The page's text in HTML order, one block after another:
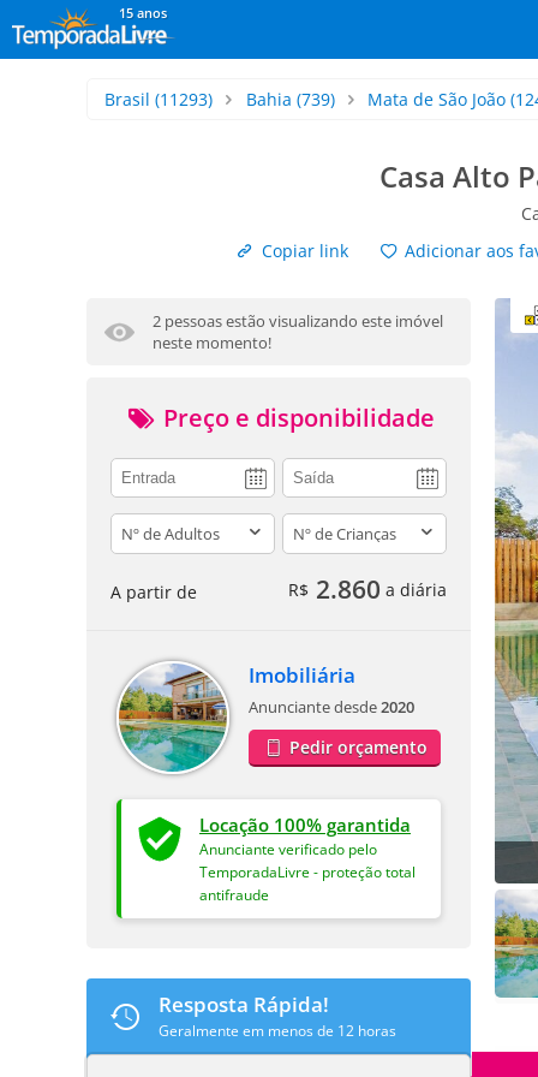
15 anos
Brasil (11293) Bahia (739) Mata de São João
Casa Alto
Copiar link
Adicionar aos
2 pessoas estão visualizando este imóvel
neste momento!
Preço e disponibilidade
adults children
A partir de R$ 2.860 a diária
Imobiliária
Anunciante desde2020
Pedir orçamento
Locação 100% garantida
Anunciante verificado pelo
TemporadaLivre - proteção total
antifraude
Resposta Rápida!
Geralmente em menos de 12 horas